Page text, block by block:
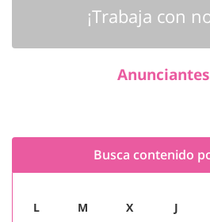
¡Trabaja con
Busca contenido
L M X J